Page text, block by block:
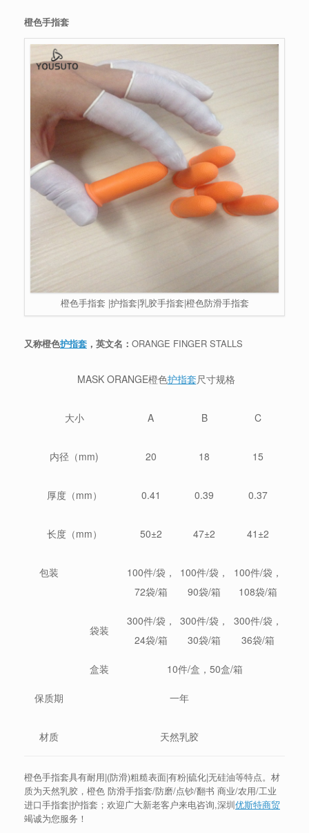
橙色手指套
橙色手指套 |护指套|乳胶手指套|橙色防滑手指套
又称橙色护指套 ，英文名： ORANGE FINGER STALLS
MASK ORANGE橙色护指套尺寸规格
大小 A B C
内径（mm) 20 18 15
厚度（mm） 0.41 0.39 0.37
长度（mm） 50±2 47±2 41±2
包装
袋装
100件/袋，
72袋/箱
100件/袋，
90袋/箱
100件/袋，
108袋/箱
300件/袋，
24袋/箱
300件/袋，
30袋/箱
300件/袋，
36袋/箱
盒装 10件/盒，50盒/箱
保质期 一年
材质 天然乳胶
橙色手指套具有耐用|(防滑)粗糙表面|有粉|硫化|无硅油等特点。材
质为天然乳胶，橙色 防滑手指套/防磨/点钞/翻书 商业/农用/工业
进口手指套|护指套；欢迎广大新老客户来电咨询,深圳优斯特商贸
竭诚为您服务！